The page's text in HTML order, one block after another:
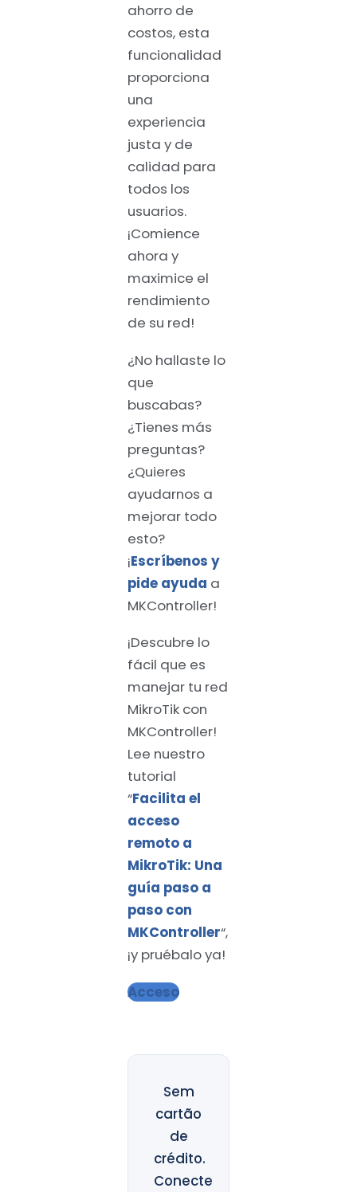
ahorro de
costos, esta
funcionalidad
proporciona
una
experiencia
justa y de
calidad para
todos los
usuarios.
¡Comience
ahora y
maximice el
rendimiento
de su red!
¿No hallaste lo
que
buscabas?
¿Tienes más
preguntas?
¿Quieres
ayudarnos a
mejorar todo
esto?
¡Escríbenos y
pide ayuda a
MKController!
¡Descubre lo
fácil que es
manejar tu red
MikroTik con
MKController!
Lee nuestro
tutorial
“Facilita el
acceso
remoto a
MikroTik: Una
guía paso a
paso con
MKController“,
¡y pruébalo ya!
Acceso
Sem
cartão
de
crédito.
Conecte